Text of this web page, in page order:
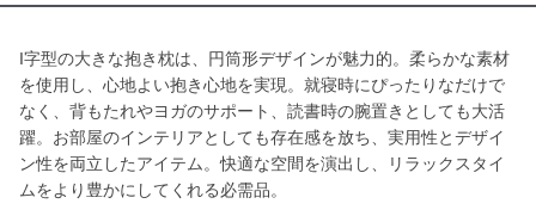
I字型の大きな抱き枕は、円筒形デザインが魅力的。柔らかな素材
を使用し、心地よい抱き心地を実現。就寝時にぴったりなだけで
なく、背もたれやヨガのサポート、読書時の腕置きとしても大活
躍。お部屋のインテリアとしても存在感を放ち、実用性とデザイ
ン性を両立したアイテム。快適な空間を演出し、リラックスタイ
ムをより豊かにしてくれる必需品。